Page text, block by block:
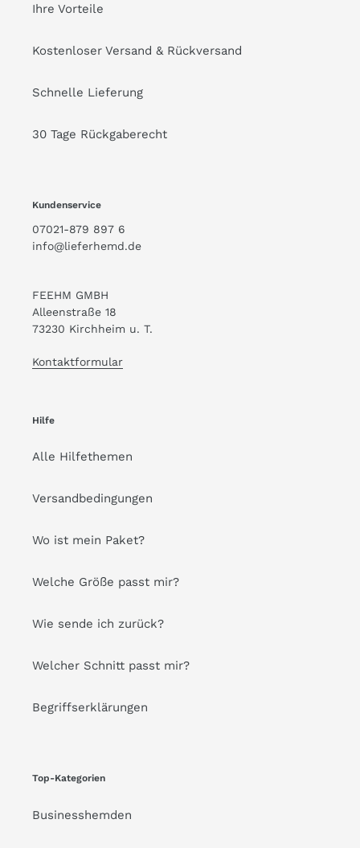
Ihre Vorteile
Kostenloser Versand & Rückversand
Schnelle Lieferung
30 Tage Rückgaberecht
Kundenservice
07021-879 897 6
info@lieferhemd.de
FEEHM GMBH
Alleenstraße 18
73230 Kirchheim u. T.
Kontaktformular
Hilfe
Alle Hilfethemen
Versandbedingungen
Wo ist mein Paket?
Welche Größe passt mir?
Wie sende ich zurück?
Welcher Schnitt passt mir?
Begriffserklärungen
Top-Kategorien
Businesshemden